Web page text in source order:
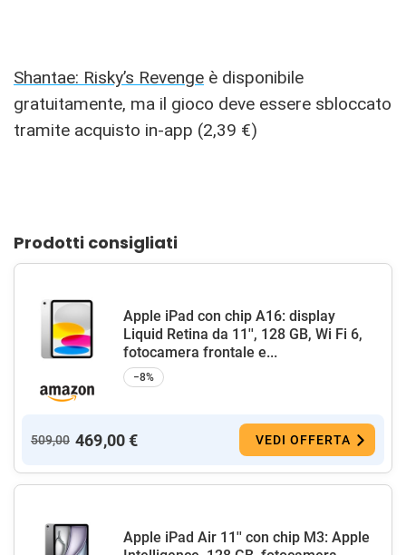
Shantae: Risky’s Revenge è disponibile
gratuitamente, ma il gioco deve essere sbloccato
tramite acquisto in-app (2,39 €)
Prodotti consigliati
Apple iPad con chip A16: display
Liquid Retina da 11'', 128 GB, Wi Fi 6,
fotocamera frontale e...
−8%
509,00 469,00 € VEDI OFFERTA
Apple iPad Air 11'' con chip M3: Apple